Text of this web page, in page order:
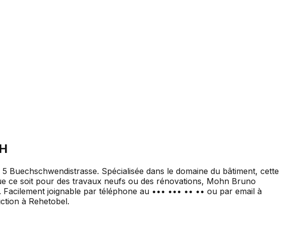
Spécialisée dans le domaine du bâtiment, cette
ce soit pour des travaux neufs ou des rénovations, Mohn Bruno
joignable par téléphone au ••• ••• •• •• ou par email à
à Rehetobel.